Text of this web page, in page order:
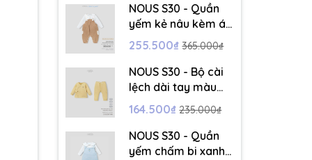
NOUS S30 - Quần
yếm kẻ nâu kèm áo
dài tay màu trắng -
6-9M - SS26.T5C
255.500₫ 365.000₫
NOUS S30 - Bộ cài
lệch dài tay màu
vàng thêu trang trí
- 12-18M - SS26.T5C
164.500₫ 235.000₫
NOUS S30 - Quần
yếm chấm bi xanh